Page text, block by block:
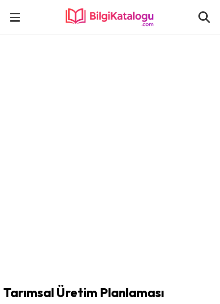
Tarımsal Üretim Planlaması